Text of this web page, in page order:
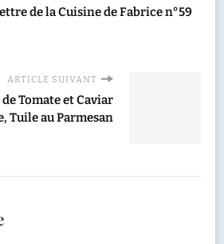
de la Cuisine de Fabrice n°59
ARTICLE SUIVANT
Tomate et Caviar
Tuile au Parmesan